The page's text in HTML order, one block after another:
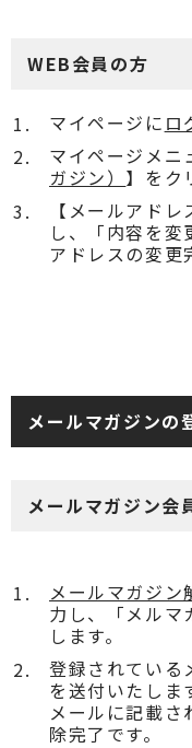
WEB会員の方
マイページに ロ
マイページメニ
ガジン） 】をク
【メールアド
し、「内容を
アドレスの変更
メールマガジンの
メールマガジン会
メールマガジン
力し、「メルマ
します。
登録されている
を送付いたしま
メールに記載
除完了です。